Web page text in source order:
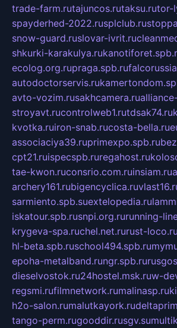
trade-farm.rutajuncos.rutaksu.rutor-
spayderhed-2022.rusplclub.ru
snow-guard.ruslovar-ivrit.ru
shkurki-karakulya.ru
ecolog.org.rupraga.spb.ru
autodoctorservis.ru
avto-vozim.rusakhcamera.ru
stroyavt.rucontrolweb1.rutdsak74.ru
kvotka.ruiron-snab.rucosta-bella.ru
associaciya39.ruprimexpo.spb.ru
cpt21.ruispecspb.ruregahost.ru
tae-kwon.ruconsrio.com.ruinsiam.ru
archery161.rubigencyclica.ru
sarmiento.spb.suextelopedia.ru
iskatour.spb.rusnpi.org.rurunning-
krygeva-spa.ruchel.net.rurust-loco.ru
hl-beta.spb.ruschool494.spb.ru
epoha-metalband.rungr.spb.ru
dieselvostok.ru24hostel.msk.ruw-
regsmi.rufilmnetwork.rumalinasp.ru
h2o-salon.rumalutkayork.ru
tango-perm.rugooddir.rusgv.su